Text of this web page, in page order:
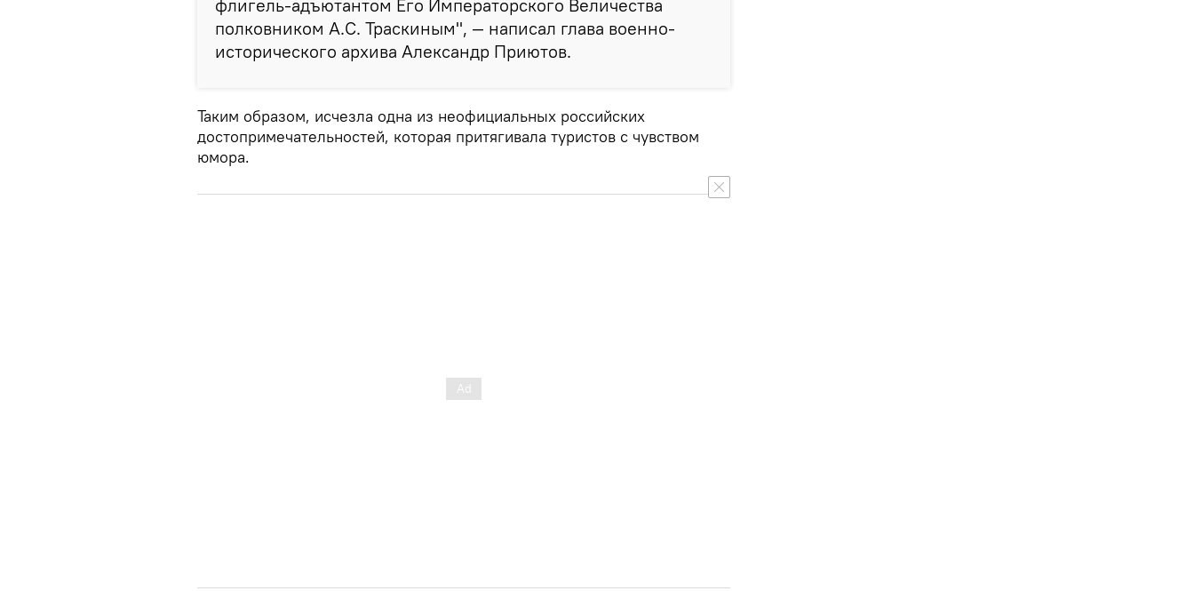
флигель-адъютантом Его Императорского Величества
полковником А.С. Траскиным", — написал глава военно-
исторического архива Александр Приютов.
Таким образом, исчезла одна из неофициальных российских
достопримечательностей, которая притягивала туристов с чувством
юмора.